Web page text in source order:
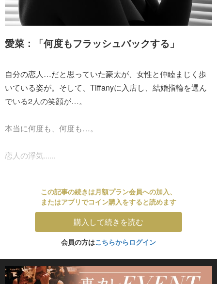
愛菜：「何度もフラッシュバックする」
自分の恋人…だと思っていた豪太が、女性と仲睦まじく歩
いている姿が。そして、Tiffanyに入店し、結婚指輪を選ん
でいる2人の笑顔が…。
本当に何度も、何度も…。
恋人の浮気......
この記事の続きは月額プラン会員への加入、
またはアプリでコイン購入をすると読めます
購入して続きを読む
会員の方はこちらからログイン